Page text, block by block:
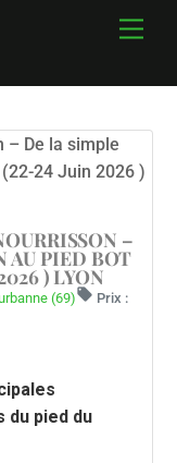
–
AU PIED BOT
) LYON
(69)local_offer Prix :
pied du